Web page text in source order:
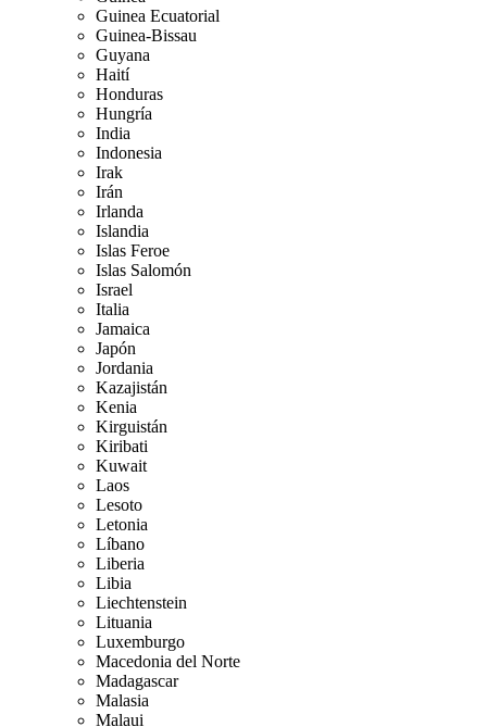
Guinea Ecuatorial
Guinea-Bissau
Guyana
Haití
Honduras
Hungría
India
Indonesia
Irak
Irán
Irlanda
Islandia
Islas Feroe
Islas Salomón
Israel
Italia
Jamaica
Japón
Jordania
Kazajistán
Kenia
Kirguistán
Kiribati
Kuwait
Laos
Lesoto
Letonia
Líbano
Liberia
Libia
Liechtenstein
Lituania
Luxemburgo
Macedonia del Norte
Madagascar
Malasia
Malaui